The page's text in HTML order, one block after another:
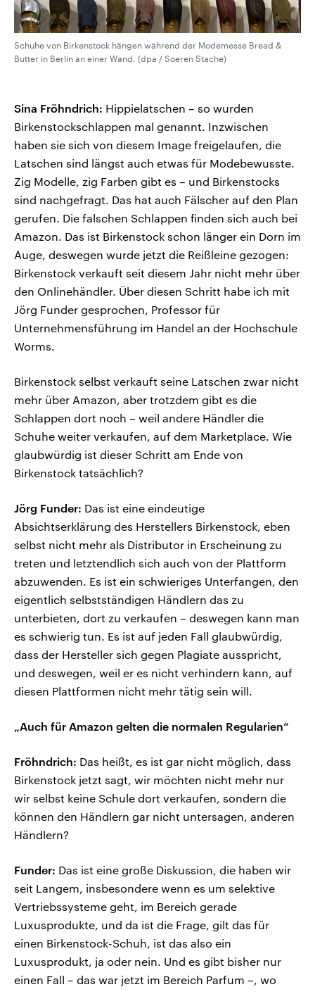
Schuhe von Birkenstock hängen während der Modemesse Bread &
Butter in Berlin an einer Wand. (dpa / Soeren Stache)
Sina Fröhndrich: Hippielatschen – so wurden
Birkenstockschlappen mal genannt. Inzwischen
haben sie sich von diesem Image freigelaufen, die
Latschen sind längst auch etwas für Modebewusste.
Zig Modelle, zig Farben gibt es – und Birkenstocks
sind nachgefragt. Das hat auch Fälscher auf den Plan
gerufen. Die falschen Schlappen finden sich auch bei
Amazon. Das ist Birkenstock schon länger ein Dorn im
Auge, deswegen wurde jetzt die Reißleine gezogen:
Birkenstock verkauft seit diesem Jahr nicht mehr über
den Onlinehändler. Über diesen Schritt habe ich mit
Jörg Funder gesprochen, Professor für
Unternehmensführung im Handel an der Hochschule
Worms.
Birkenstock selbst verkauft seine Latschen zwar nicht
mehr über Amazon, aber trotzdem gibt es die
Schlappen dort noch – weil andere Händler die
Schuhe weiter verkaufen, auf dem Marketplace. Wie
glaubwürdig ist dieser Schritt am Ende von
Birkenstock tatsächlich?
Jörg Funder: Das ist eine eindeutige
Absichtserklärung des Herstellers Birkenstock, eben
selbst nicht mehr als Distributor in Erscheinung zu
treten und letztendlich sich auch von der Plattform
abzuwenden. Es ist ein schwieriges Unterfangen, den
eigentlich selbstständigen Händlern das zu
unterbieten, dort zu verkaufen – deswegen kann man
es schwierig tun. Es ist auf jeden Fall glaubwürdig,
dass der Hersteller sich gegen Plagiate ausspricht,
und deswegen, weil er es nicht verhindern kann, auf
diesen Plattformen nicht mehr tätig sein will.
„Auch für Amazon gelten die normalen Regularien“
Fröhndrich: Das heißt, es ist gar nicht möglich, dass
Birkenstock jetzt sagt, wir möchten nicht mehr nur
wir selbst keine Schule dort verkaufen, sondern die
können den Händlern gar nicht untersagen, anderen
Händlern?
Funder: Das ist eine große Diskussion, die haben wir
seit Langem, insbesondere wenn es um selektive
Vertriebssysteme geht, im Bereich gerade
Luxusprodukte, und da ist die Frage, gilt das für
einen Birkenstock-Schuh, ist das also ein
Luxusprodukt, ja oder nein. Und es gibt bisher nur
einen Fall – das war jetzt im Bereich Parfum –, wo